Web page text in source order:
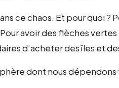
ce chaos. Et pour quoi ?
avoir des flèches
d’acheter des îles et
dont nous dépendons